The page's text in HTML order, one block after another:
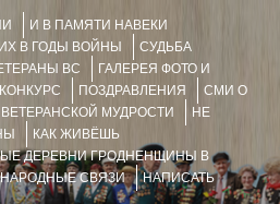
И В ПАМЯТИ НАВЕКИ
В ГОДЫ ВОЙНЫ
СУДЬБА
ВС
ГАЛЕРЕЯ ФОТО И
ПОЗДРАВЛЕНИЯ
СМИ О
МУДРОСТИ
НЕ
КАК ЖИВЁШЬ
ДЕРЕВНИ ГРОДНЕНЩИНЫ В
СВЯЗИ
НАПИСАТЬ